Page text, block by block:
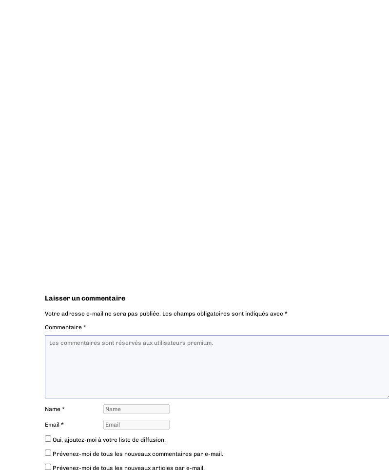
Laisser un commentaire
Votre adresse e-mail ne sera pas publiée. Les champs obligatoires sont indiqués avec *
Commentaire *
Name *
Email *
Oui, ajoutez-moi à votre liste de diffusion.
Prévenez-moi de tous les nouveaux commentaires par e-mail.
Prévenez-moi de tous les nouveaux articles par e-mail.